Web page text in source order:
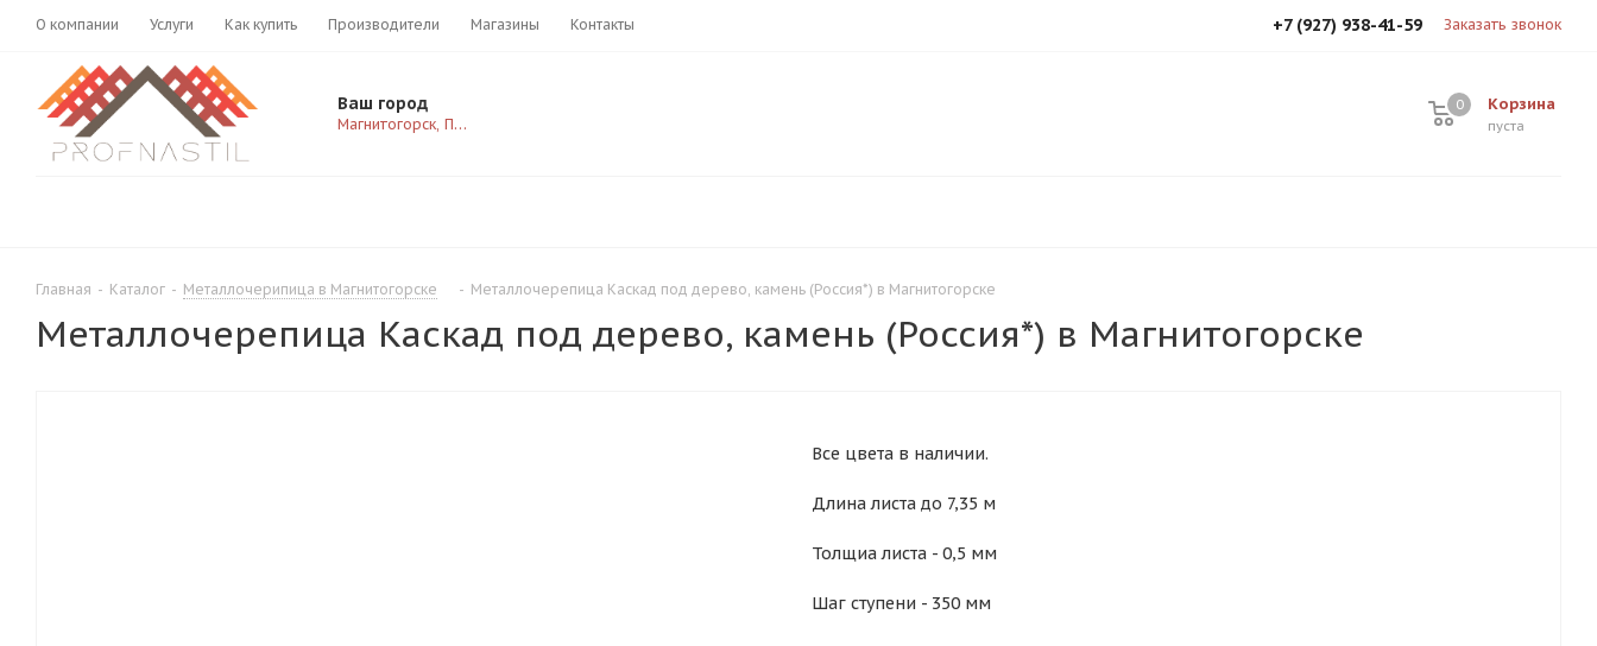
О компании Услуги Как купить Производители Магазины Контакты +7 (927) 938-41-59 Заказать звонок
Ваш город
Магнитогорск, Пушкина 21
Корзина
0
пуста
0
Главная - Каталог - Металлочерипица в Магнитогорске - Металлочерепица Каскад под дерево, камень (Россия*) в Магнитогорске
Металлочерепица Каскад под дерево, камень (Россия*) в Магнитогорске
Все цвета в наличии.
Длина листа до 7,35 м
Толщиа листа - 0,5 мм
Шаг ступени - 350 мм